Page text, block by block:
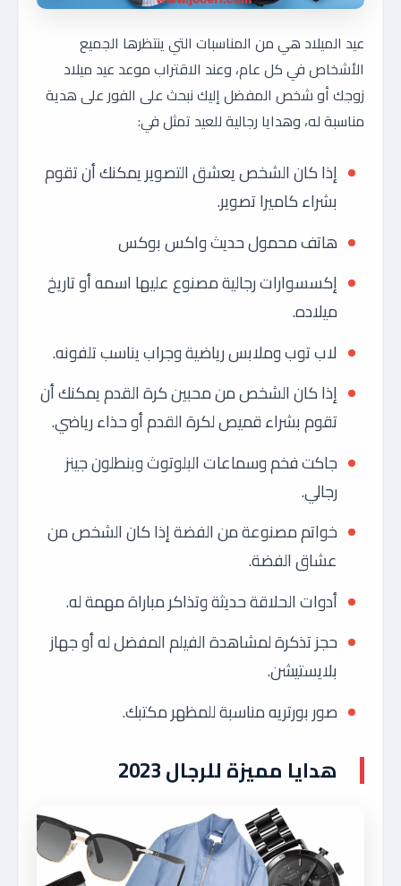
عيد الميلاد هي من المناسبات التي ينتظرها الجميع
الأشخاص في كل عام، وعند الاقتراب موعد عيد ميلاد
زوجك أو شخص المفضل إليك نبحث على الفور على هدية
مناسبة له، وهدايا رجالية للعيد تمثل في:
إذا كان الشخص يعشق التصوير يمكنك أن تقوم
بشراء كاميرا تصوير.
هاتف محمول حديث واكس بوكس
إكسسوارات رجالية مصنوع عليها اسمه أو تاريخ
ميلاده.
لاب توب وملابس رياضية وجراب يناسب تلفونه.
إذا كان الشخص من محبين كرة القدم يمكنك أن
تقوم بشراء قميص لكرة القدم أو حذاء رياضي.
جاكت فخم وسماعات البلوتوث وبنطلون جينز
رجالي.
خواتم مصنوعة من الفضة إذا كان الشخص من
عشاق الفضة.
أدوات الحلاقة حديثة وتذاكر مباراة مهمة له.
حجز تذكرة لمشاهدة الفيلم المفضل له أو جهاز
بلايستيشن.
صور بورتريه مناسبة للمظهر مكتبك.
هدايا مميزة للرجال 2023